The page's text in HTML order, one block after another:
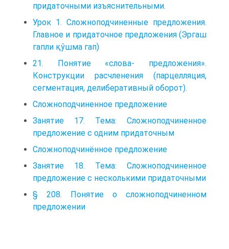
придаточными изъяснительными.
Урок 1. Сложноподчиненные предложения.
Главное и придаточное предложения (Эргаш
гапли қўшма гап)
21. Понятие «слова- предложения».
Конструкции расчленения (парцелляция,
сегментация, делиберативный оборот).
Сложноподчиненное предложение
Занятие 17. Тема: Сложноподчиненное
предложение с одним придаточным
Сложноподчинённое предложение
Занятие 18. Тема: Сложноподчиненное
предложение с несколькими придаточными
§ 208. Понятие о сложноподчиненном
предложении